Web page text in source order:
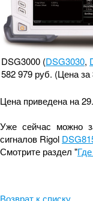
DSG3000 (DSG3030,
582 979 руб. (Цена
Цена приведена на
Уже сейчас можно
сигналов Rigol
Смотрите раздел "